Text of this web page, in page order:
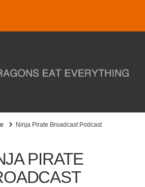
Ninja Pirate Broadcast Podcast
PIRATE